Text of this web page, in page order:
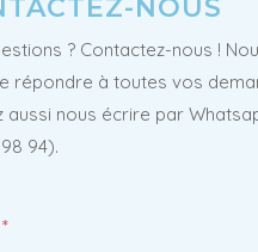
NOUS
? Contactez-nous !
répondre à toutes vos
aussi nous écrire par
94).
*